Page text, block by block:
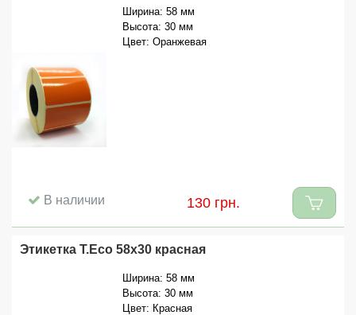
Ширина: 58 мм
Высота: 30 мм
Цвет: Оранжевая
В наличии 130 грн.
Этикетка T.Eco 58x30 красная
Ширина: 58 мм
Высота: 30 мм
Цвет: Красная